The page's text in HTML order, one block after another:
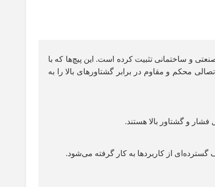
و ساختمانی تثبیت کرده است. این پیچ‌ها که با
محکم و مقاوم در برابر گشتاورهای بالا را به
فشار و گشتاور بالا هستند.
از کاربردها به کار گرفته می‌شود.